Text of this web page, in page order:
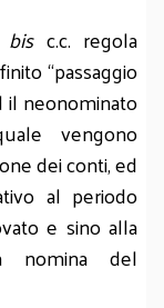
bis c.c. regola
“passaggio
il neonominato
vengono
dei conti, ed
al periodo
e sino alla
nomina del